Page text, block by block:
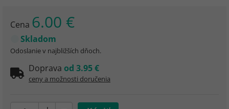
Cena 6.00 €
Skladom
Odoslanie v najbližších dňoch.
Doprava od 3.95 €
ceny a možnosti doručenia